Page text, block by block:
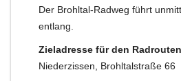
Der Brohltal-Radweg führt
entlang.
Zieladresse für den
Niederzissen, Brohltalstraße 66